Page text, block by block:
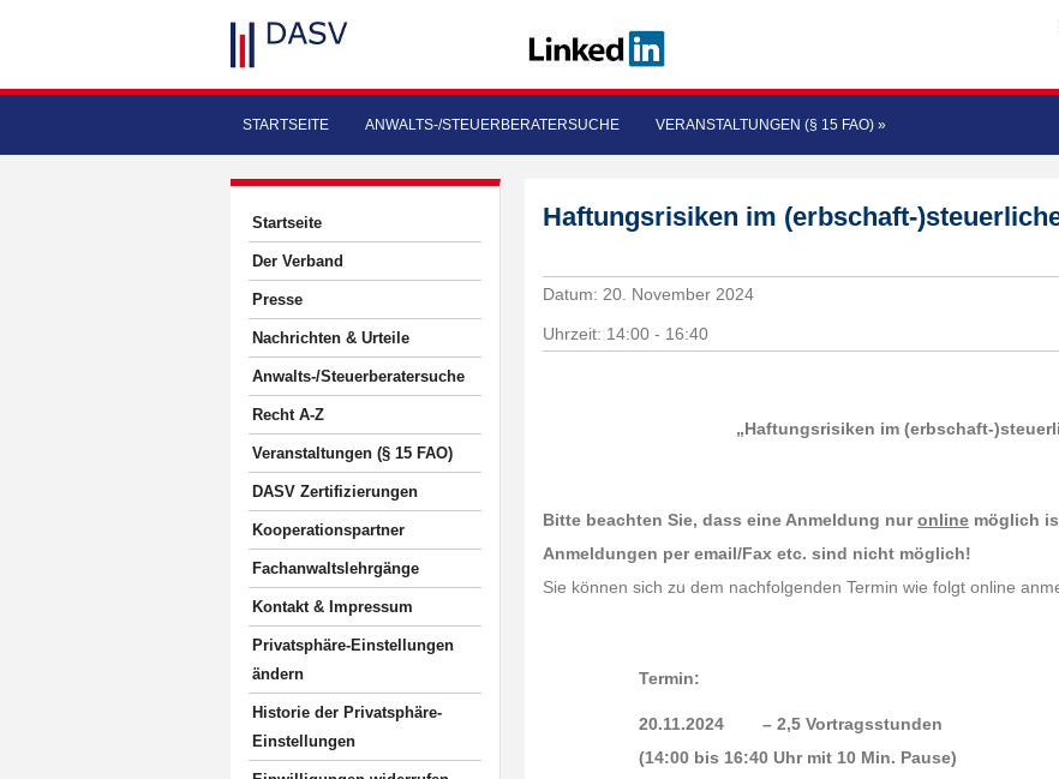
STARTSEITE ANWALTS-/STEUERBERATERSUCHE VERANSTALTUNGEN (§ 15 FAO) »
Startseite
Der Verband
Presse
Nachrichten & Urteile
Anwalts-/Steuerberatersuche
Recht A-Z
Veranstaltungen (§ 15 FAO)
DASV Zertifizierungen
Kooperationspartner
Fachanwaltslehrgänge
Kontakt & Impressum
Privatsphäre-Einstellungen
ändern
Historie der Privatsphäre-
Einstellungen
Haftungsrisiken im (erbschaft-
Datum: 20. November 2024
Uhrzeit: 14:00 - 16:40
„Haftungsrisiken im (erbschaft-
Bitte beachten Sie, dass eine Anmeldung nuronline möglich
Anmeldungen per email/Fax etc. sind nicht möglich!
Sie können sich zu dem nachfolgenden Termin wie folgt online
Termin:
20.11.2024 – 2,5 Vortragsstunden
(14:00 bis 16:40 Uhr mit 10 Min. Pause)